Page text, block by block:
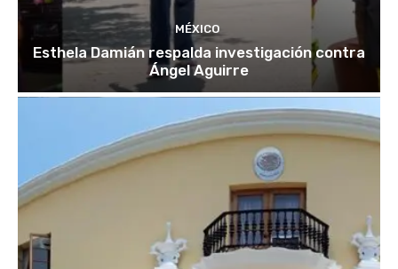
MÉXICO
Esthela Damián respalda investigación contra
Ángel Aguirre